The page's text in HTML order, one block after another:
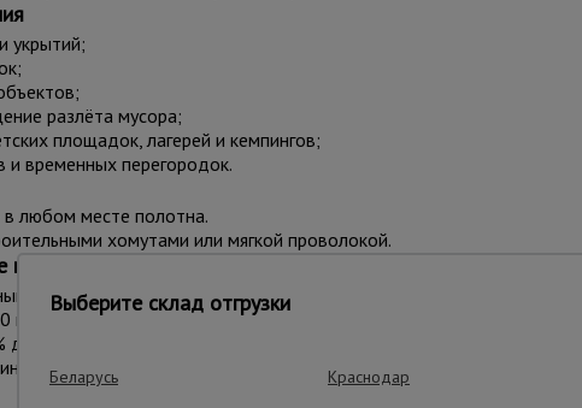
укрытий;
разлёта мусора;
площадок, лагерей и кемпингов;
и временных перегородок.
любом месте полотна.
хомутами или мягкой проволокой.
белый, оранжевый, голубой.
м².
95%.
10, 20, 25, 50 и 100 м.
Выберите склад отгрузки
Беларусь Краснодар